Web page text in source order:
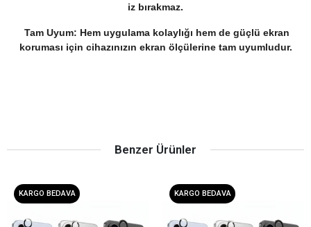
iz bırakmaz.
Tam Uyum: Hem uygulama kolaylığı hem de güçlü ekran
koruması için cihazınızın ekran ölçülerine tam uyumludur.
Benzer Ürünler
KARGO BEDAVA KARGO BEDAVA